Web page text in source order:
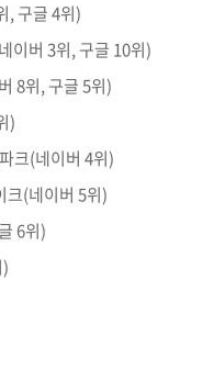
, 구글 4위)
이버 3위, 구글 10위)
8위, 구글 5위)
)
크(네이버 4위)
크(네이버 5위)
6위)